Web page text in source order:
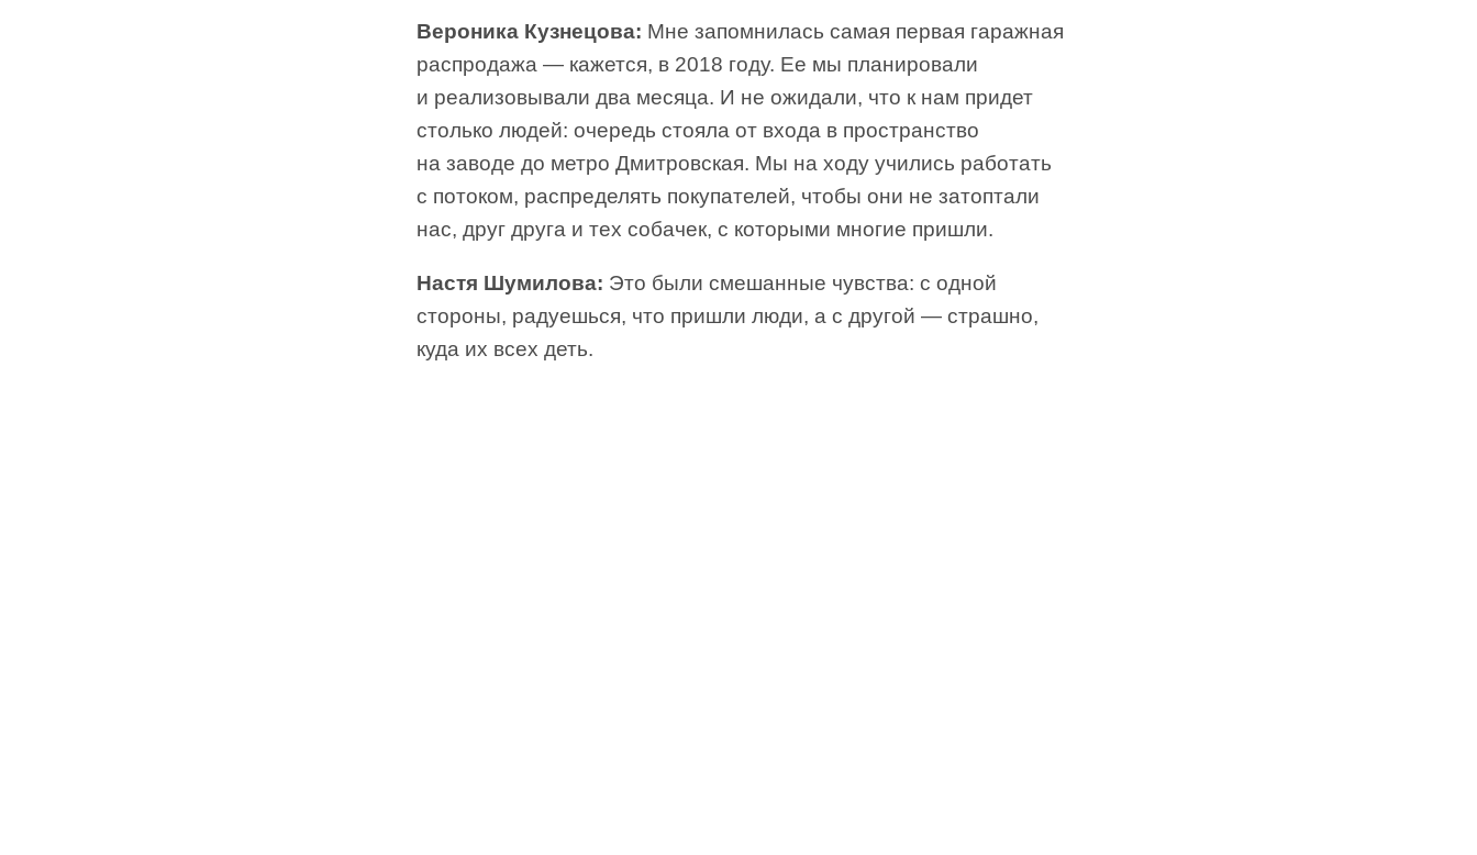
Вероника Кузнецова: Мне запомнилась самая первая гаражная
распродажа — кажется, в 2018 году. Ее мы планировали
и реализовывали два месяца. И не ожидали, что к нам придет
столько людей: очередь стояла от входа в пространство
на заводе до метро Дмитровская. Мы на ходу учились работать
с потоком, распределять покупателей, чтобы они не затоптали
нас, друг друга и тех собачек, с которыми многие пришли.
Настя Шумилова: Это были смешанные чувства: с одной
стороны, радуешься, что пришли люди, а с другой — страшно,
куда их всех деть.